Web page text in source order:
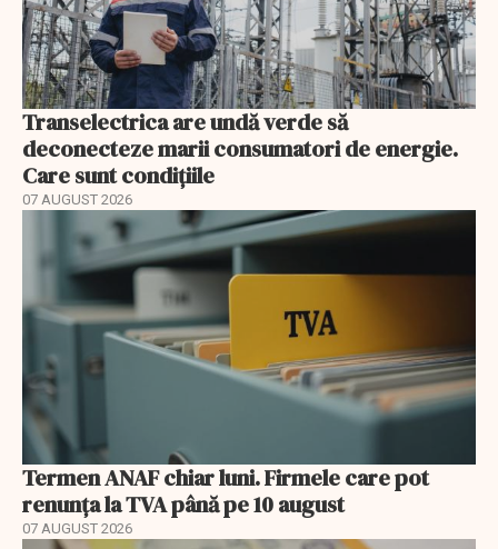
Transelectrica are undă verde să
deconecteze marii consumatori de energie.
Care sunt condițiile
07 AUGUST 2026
Termen ANAF chiar luni. Firmele care pot
renunța la TVA până pe 10 august
07 AUGUST 2026